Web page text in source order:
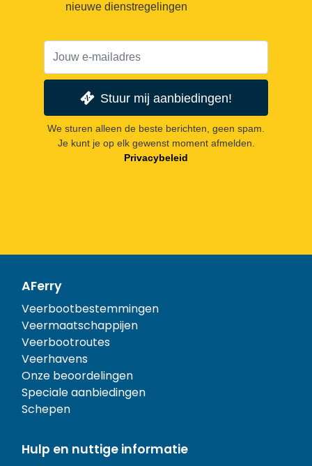
nieuwe dienstregelingen
Stuur mij aanbiedingen!
We sturen alleen de beste berichten, geen spam.
Je kunt je op elk gewenst moment afmelden.
Privacybeleid
AFerry
Veerbootbestemmingen
Veermaatschappijen
Veerbootroutes
Veerhavens
Onze beoordelingen
Speciale aanbiedingen
Schepen
Hulp en nuttige informatie